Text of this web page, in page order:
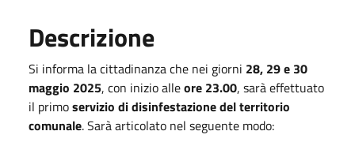
Descrizione
Si informa la cittadinanza che nei giorni 28, 29 e 30
maggio 2025, con inizio alleore 23.00, sarà effettuato
il primoservizio di disinfestazione del territorio
comunale. Sarà articolato nel seguente modo: